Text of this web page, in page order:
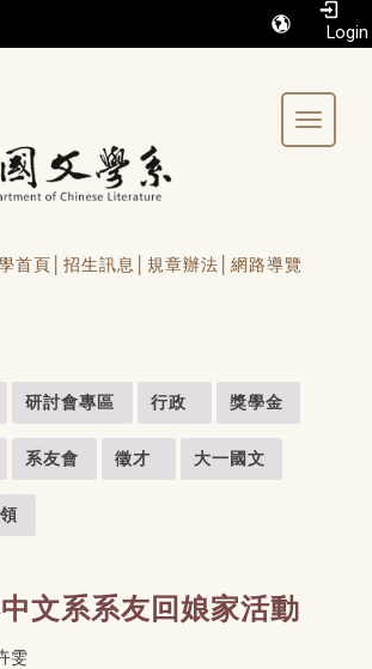
Toggle
首頁│ 招生訊息│ 規章辦法│ 網路導覽
研討會專區 行政 獎學金
系友會 徵才 大一國文
文系系友回娘家活動
雯